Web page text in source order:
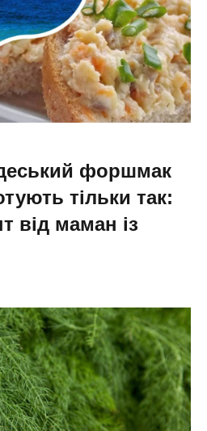
форшмак
тільки так:
від маман із